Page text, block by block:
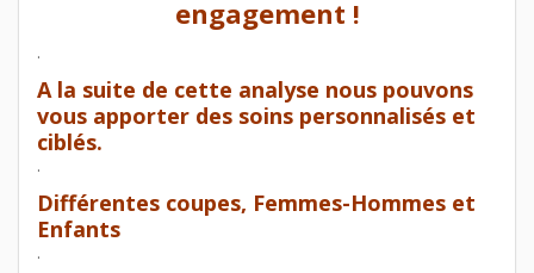
engagement !
.
A la suite de cette analyse nous pouvons
vous apporter des soins personnalisés et
ciblés.
.
Différentes coupes, Femmes-Hommes et
Enfants
.